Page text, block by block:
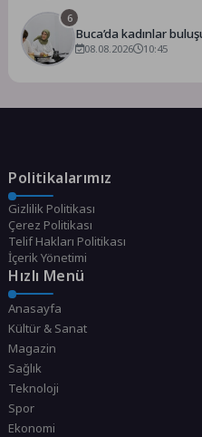
6
Buca’da kadınlar
08.08.2026 10:45
Politikalarımız
Gizlilik Politikası
Çerez Politikası
Telif Hakları Politikası
İçerik Yönetimi
Hızlı Menü
Anasayfa
Kültür & Sanat
Magazin
Sağlık
Teknoloji
Spor
Ekonomi